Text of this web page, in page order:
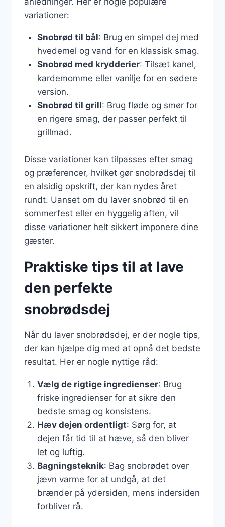
variationer:
Snobrød til bål: Brug en simpel dej med
hvedemel og vand for en klassisk smag.
Snobrød med krydderier: Tilsæt kanel,
kardemomme eller vanilje for en sødere
version.
Snobrød til grill: Brug fløde og smør for
en rigere smag, der passer perfekt til
grillmad.
Disse variationer kan tilpasses efter smag
og præferencer, hvilket gør snobrødsdej til
en alsidig opskrift, der kan nydes året
rundt. Uanset om du laver snobrød til en
sommerfest eller en hyggelig aften, vil
disse variationer helt sikkert imponere dine
gæster.
Praktiske tips til at lave
den perfekte
snobrødsdej
Når du laver snobrødsdej, er der nogle tips,
der kan hjælpe dig med at opnå det bedste
resultat. Her er nogle nyttige råd:
Vælg de rigtige ingredienser: Brug
friske ingredienser for at sikre den
bedste smag og konsistens.
Hæv dejen ordentligt: Sørg for, at
dejen får tid til at hæve, så den bliver
let og luftig.
Bagningsteknik: Bag snobrødet over
jævn varme for at undgå, at det
brænder på ydersiden, mens indersiden
forbliver rå.